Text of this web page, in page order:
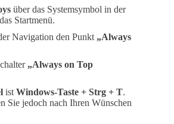
über das Systemsymbol in der
Startmenü.
Navigation den Punkt „Always
„Always on Top
ist Windows-Taste + Strg + T.
Sie jedoch nach Ihren Wünschen